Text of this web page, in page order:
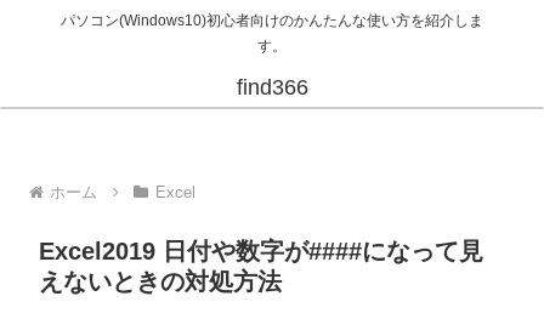
パソコン(Windows10)初心者向けのかんたんな使い方を紹介しま
す。
find366
ホーム Excel
Excel2019 日付や数字が####になって見
えないときの対処方法